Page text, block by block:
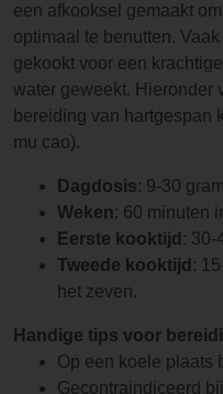
een afkooksel gemaakt
optimaal te benutten.
gekookt voor een
water geweekt. Hieronder
bereiding van hartgespan
mu cao).
Dagdosis: 9-30
Weken: 60 minuten
Eerste kooktijd : 30-
Tweede kooktijd :
het zeven.
Handige tips voor
Op een koele plaats
Gecontraindiceerd